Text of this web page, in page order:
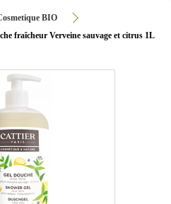
BIO
fraîcheur Verveine sauvage et citrus 1L